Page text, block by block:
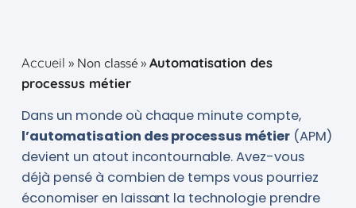
Accueil » Non classé »Automatisation des
processus métier
Dans un monde où chaque minute compte,
l’automatisation des processus métier (APM)
devient un atout incontournable. Avez-vous
déjà pensé à combien de temps vous pourriez
économiser en laissant la technologie prendre